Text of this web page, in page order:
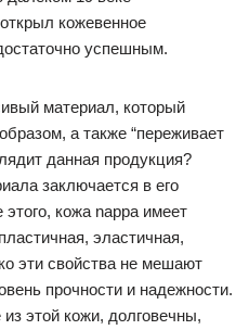
кожевенное
успешным.
материал, который
а также “переживает
данная продукция?
заключается в его
кожа nappa имеет
эластичная,
эти свойства не мешают
прочности и надежности.
этой кожи, долговечны,